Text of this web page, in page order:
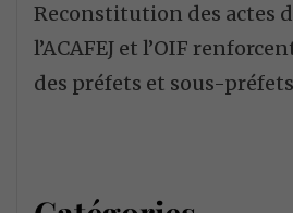
Reconstitution des actes
l’ACAFEJ et l’OIF
des préfets et sous-